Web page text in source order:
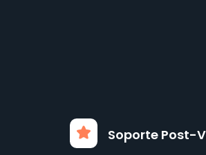
Soporte Post-